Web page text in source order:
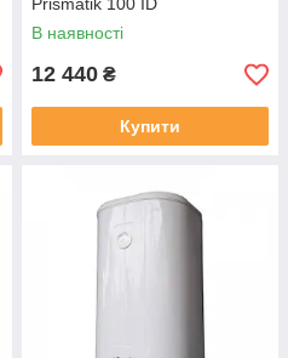
В наявності
12 440 ₴
Купити